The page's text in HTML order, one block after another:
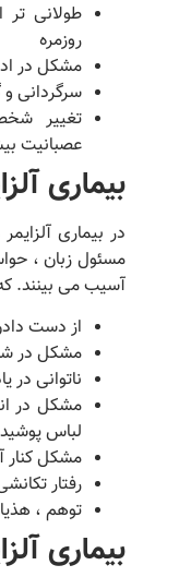
طولانی تر
روزمره
مشکل در
سرگردانی
تغییر
عصبانیت
بیماری
در بیماری
مسئول زبان ،
آسیب می بینند.
از دست
مشکل در
ناتوانی در
مشکل در
لباس پوشیدن
مشکل کنار
رفتار تکانشی
توهم ، هذیان
بیماری